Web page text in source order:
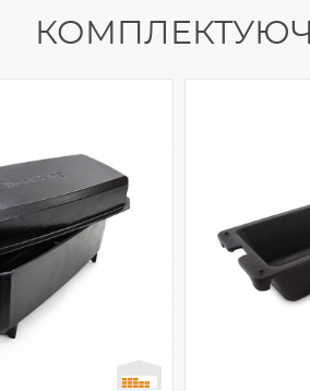
КОМПЛЕКТУЮЧІ